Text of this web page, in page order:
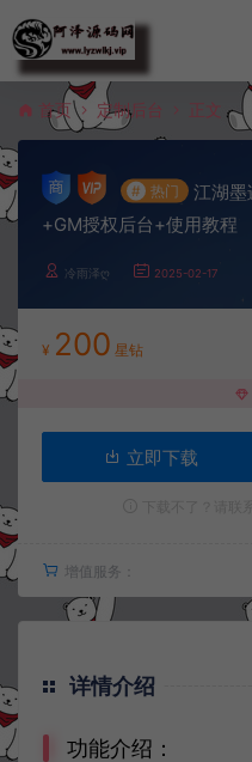
首页 定制后台 正文
# 热门
江湖墨
+GM授权后台+使用教程
冷雨泽ღ 2025-02-17
¥ 200 星钻
立即下载
增值服务：
详情介绍
功能介绍：